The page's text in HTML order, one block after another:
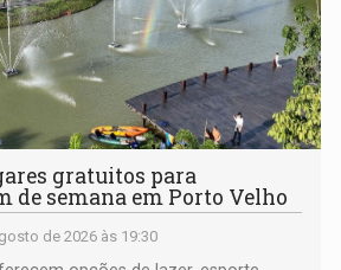
gratuitos para
de semana em Porto Velho
de 2026 às 19:30